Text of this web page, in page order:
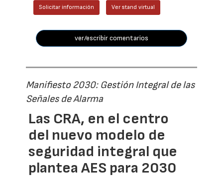
Solicitar información Ver stand virtual
ver/escribir comentarios
Manifiesto 2030: Gestión Integral de las
Señales de Alarma
Las CRA, en el centro
del nuevo modelo de
seguridad integral que
plantea AES para 2030